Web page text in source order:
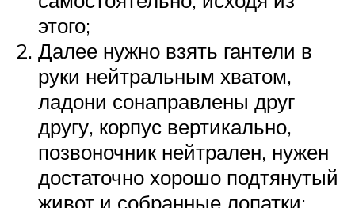
этого;
Далее нужно взять гантели в
руки нейтральным хватом,
ладони сонаправлены друг
другу, корпус вертикально,
позвоночник нейтрален, нужен
достаточно хорошо подтянутый
живот и собранные лопатки;